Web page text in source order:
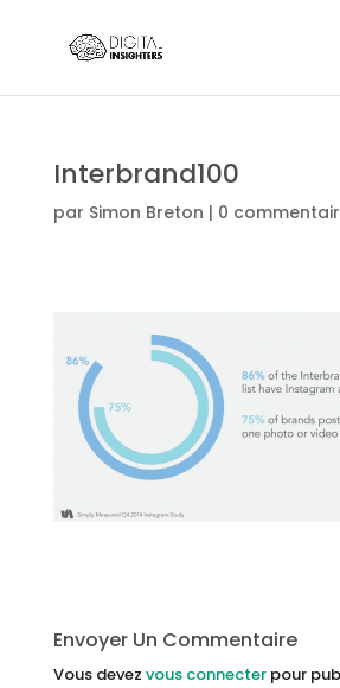
Interbrand100
par Simon Breton | 0
Envoyer Un Commentaire
Vous devez vous connecterpour